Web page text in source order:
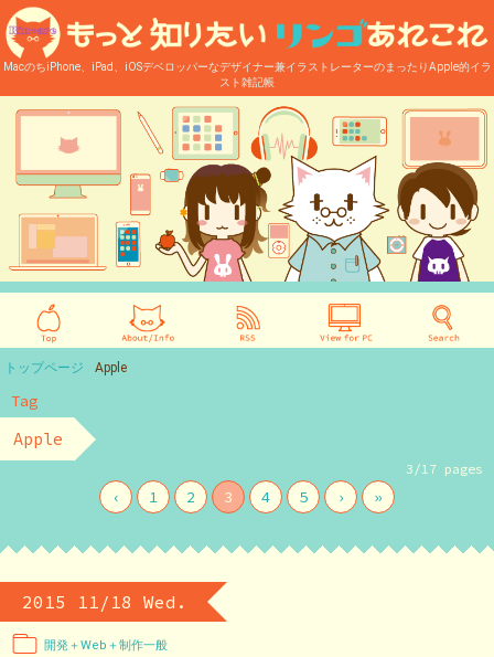
MacのちiPhone、iPad、iOSデベロッパーなデザイナー兼イラストレーターのまったりApple的イラ
スト雑記帳
トップページ Apple
Tag
Apple
3/17 pages
‹ 1 2 3 4 5 › »
2015 11/18 Wed.
開発＋Web＋制作一般